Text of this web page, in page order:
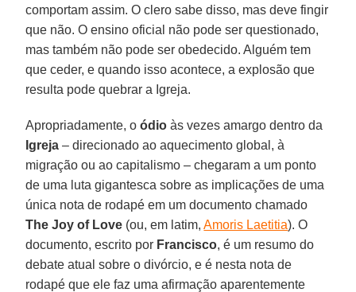
comportam assim. O clero sabe disso, mas deve fingir
que não. O ensino oficial não pode ser questionado,
mas também não pode ser obedecido. Alguém tem
que ceder, e quando isso acontece, a explosão que
resulta pode quebrar a Igreja.
Apropriadamente, oódio às vezes amargo dentro da
Igreja – direcionado ao aquecimento global, à
migração ou ao capitalismo – chegaram a um ponto
de uma luta gigantesca sobre as implicações de uma
única nota de rodapé em um documento chamado
The Joy of Love (ou, em latim,Amoris Laetitia). O
documento, escrito por Francisco, é um resumo do
debate atual sobre o divórcio, e é nesta nota de
rodapé que ele faz uma afirmação aparentemente